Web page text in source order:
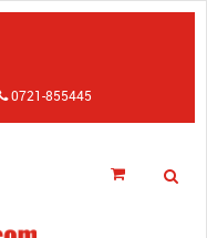
0721-855445